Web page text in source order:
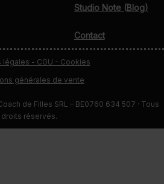
Studio Note (Blog)
Contact
légales - CGU - Cookies
générales de vente
de Filles SRL – BE0760 634 507 · Tous
droits réservés.